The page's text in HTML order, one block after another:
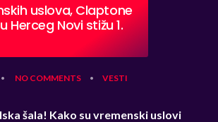
uslova, Claptone
Herceg Novi stižu 1.
• NO COMMENTS • VESTI
šala! Kako su vremenski uslovi